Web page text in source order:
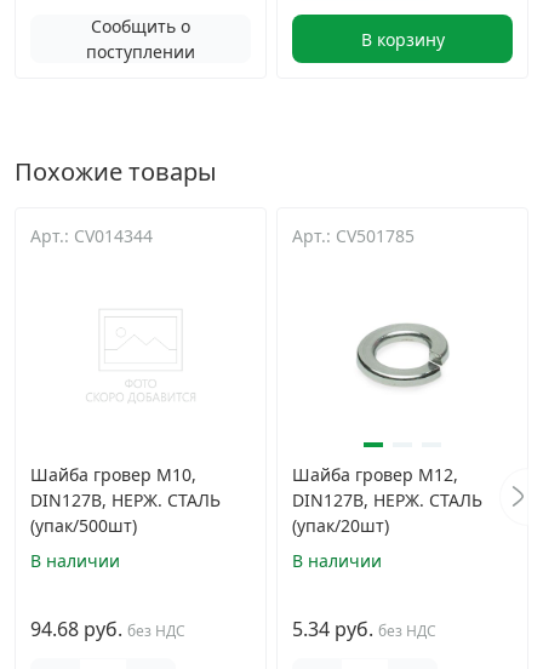
Сообщить о
поступлении
В корзину
Похожие товары
Арт.: CV014344
Шайба гровер М10,
DIN127B, НЕРЖ. СТАЛЬ
(упак/500шт)
В наличии
94.68 руб. без НДС
Арт.: CV501785
Шайба гровер М12,
DIN127B, НЕРЖ. СТАЛЬ
(упак/20шт)
В наличии
5.34 руб. без НДС